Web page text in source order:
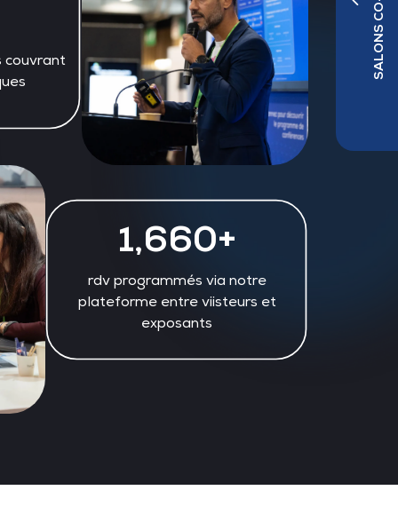
couvrant
1,660+
rdv programmés via notre
plateforme entre viisteurs et
exposants